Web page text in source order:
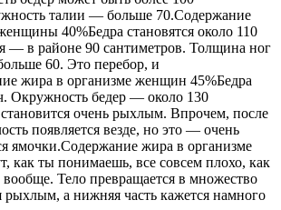
талии — больше 70.Содержание
40%Бедра становятся около 110
— в районе 90 сантиметров. Толщина ног
60. Это перебор, и
жира в организме женщин 45%Бедра
Окружность бедер — около 130
очень рыхлым. Впрочем, после
появляется везде, но это — очень
ямочки.Содержание жира в организме
как ты понимаешь, все совсем плохо, как
вообще. Тело превращается в множество
рыхлым, а нижняя часть кажется намного